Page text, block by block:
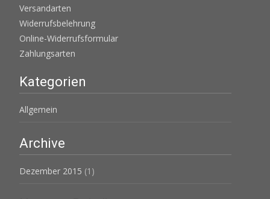
Versandarten
Widerrufsbelehrung
Online-Widerrufsformular
Zahlungsarten
Kategorien
Allgemein
Archive
Dezember 2015 (1)